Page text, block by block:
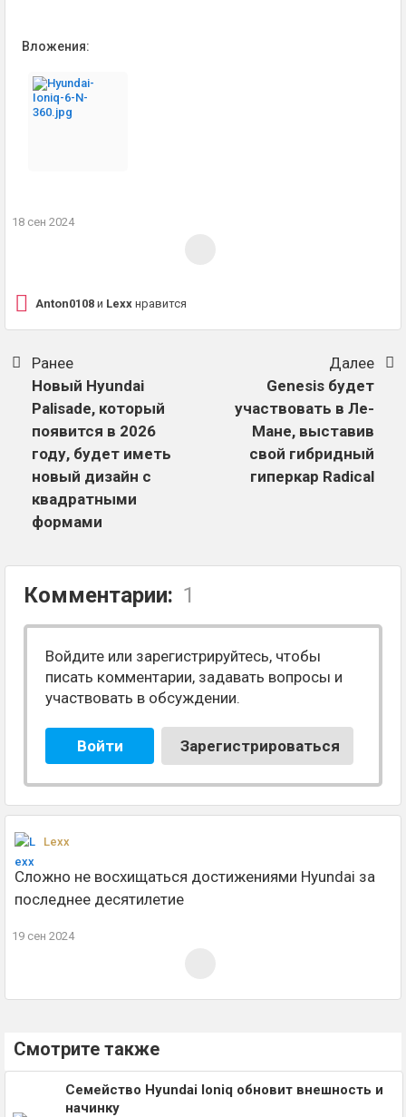
Вложения:
18 сен 2024
Anton0108 и Lexx нравится
Ранее
Новый Hyundai
Palisade, который
появится в 2026
году, будет иметь
новый дизайн с
квадратными
формами
Далее
Genesis будет
участвовать в Ле-
Мане, выставив
свой гибридный
гиперкар Radical
Комментарии: 1
Войдите или зарегистрируйтесь, чтобы
писать комментарии, задавать вопросы и
участвовать в обсуждении.
Войти Зарегистрироваться
Lexx
Сложно не восхищаться достижениями Hyundai за
последнее десятилетие
19 сен 2024
Смотрите также
Семейство Hyundai Ioniq обновит внешность и
начинку